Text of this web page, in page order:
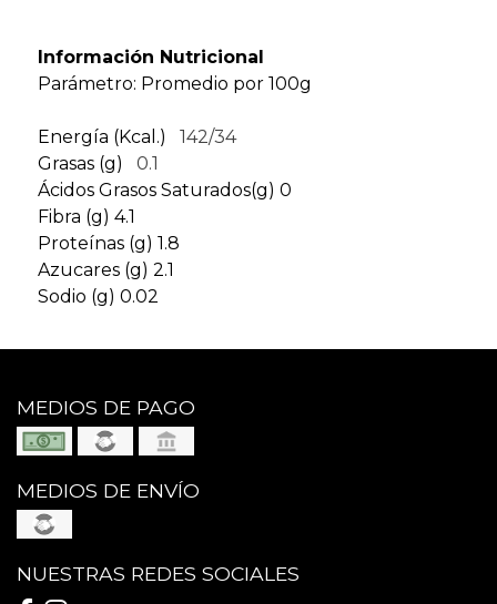
Información Nutricional
Parámetro: Promedio por 100g
Energía (Kcal.) 142/34
Grasas (g) 0.1
Ácidos Grasos Saturados(g) 0
Fibra (g) 4.1
Proteínas (g) 1.8
Azucares (g) 2.1
Sodio (g) 0.02
MEDIOS DE PAGO
MEDIOS DE ENVÍO
NUESTRAS REDES SOCIALES